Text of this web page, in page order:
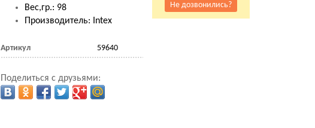
Вес,гр.: 98
Производитель: Intex
Артикул 59640
Поделиться с друзьями:
Не дозвонились?